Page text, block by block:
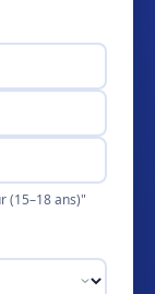
(15–18 ans)"